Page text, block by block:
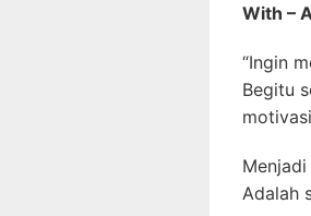
With –
“Ingin
Begitu
Adalah